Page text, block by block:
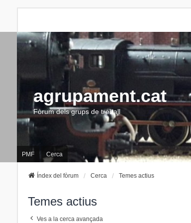
agrupament.cat
Fòrum dels grups de treball
PMF Cerca
Índex del fòrum Cerca Temes actius
Temes actius
Ves a la cerca avançada